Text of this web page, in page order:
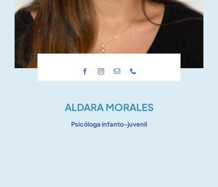
ALDARA MORALES
Psicóloga infanto-juvenil